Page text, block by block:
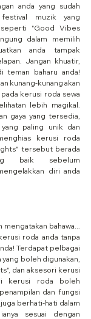
anda yang sudah
festival muzik yang
"Good Vibes
dalam memilih
anda tampak
Jangan khuatir,
teman baharu anda!
kunang-kunang akan
kerusi roda sewa
lebih magikal.
gaya yang tersedia,
paling unik dan
kerusi roda
tersebut berada
baik sebelum
diri anda
bahawa...
roda anda tanpa
Terdapat pelbagai
boleh digunakan,
dan aksesori kerusi
kerusi roda boleh
dan fungsi
berhati-hati dalam
sesuai dengan